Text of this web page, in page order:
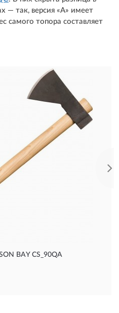
— так, версия «А» имеет
самого топора составляет
BAY CS_90QA